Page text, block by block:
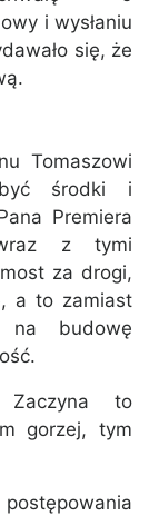
i wysłaniu
się, że
Tomaszowi
środki i
Premiera
z tymi
za drogi,
a to zamiast
na budowę
Zaczyna to
gorzej, tym